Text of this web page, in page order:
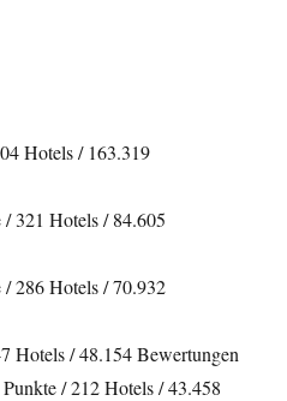
Hotels / 163.319
321 Hotels / 84.605
286 Hotels / 70.932
Hotels / 48.154 Bewertungen
/ 212 Hotels / 43.458